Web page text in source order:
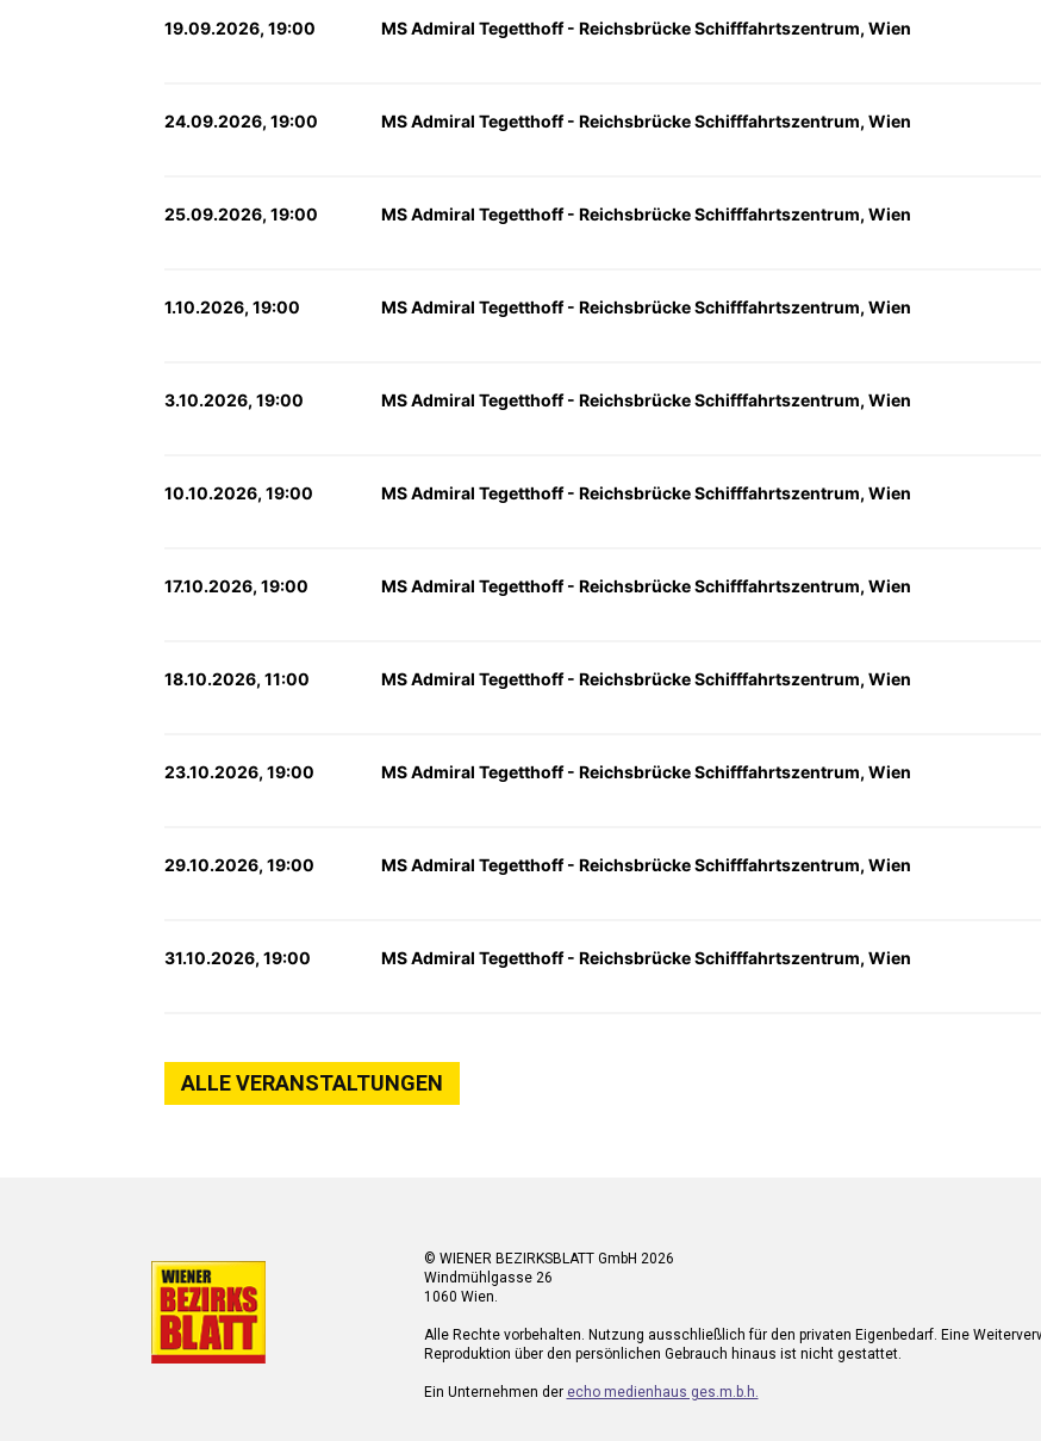
19.09.2026, 19:00 MS Admiral Tegetthoff - Reichsbrücke Schifffahrtszentrum, Wien
24.09.2026, 19:00 MS Admiral Tegetthoff - Reichsbrücke Schifffahrtszentrum, Wien
25.09.2026, 19:00 MS Admiral Tegetthoff - Reichsbrücke Schifffahrtszentrum, Wien
1.10.2026, 19:00 MS Admiral Tegetthoff - Reichsbrücke Schifffahrtszentrum, Wien
3.10.2026, 19:00 MS Admiral Tegetthoff - Reichsbrücke Schifffahrtszentrum, Wien
10.10.2026, 19:00 MS Admiral Tegetthoff - Reichsbrücke Schifffahrtszentrum, Wien
17.10.2026, 19:00 MS Admiral Tegetthoff - Reichsbrücke Schifffahrtszentrum, Wien
18.10.2026, 11:00 MS Admiral Tegetthoff - Reichsbrücke Schifffahrtszentrum, Wien
23.10.2026, 19:00 MS Admiral Tegetthoff - Reichsbrücke Schifffahrtszentrum, Wien
29.10.2026, 19:00 MS Admiral Tegetthoff - Reichsbrücke Schifffahrtszentrum, Wien
31.10.2026, 19:00 MS Admiral Tegetthoff - Reichsbrücke Schifffahrtszentrum, Wien
ALLE VERANSTALTUNGEN
© WIENER BEZIRKSBLATT GmbH 2026
Windmühlgasse 26
1060 Wien.
Alle Rechte vorbehalten. Nutzung ausschließlich für den privaten Eigenbedarf. Eine
Reproduktion über den persönlichen Gebrauch hinaus ist nicht gestattet.
Ein Unternehmen der echo medienhaus ges.m.b.h.